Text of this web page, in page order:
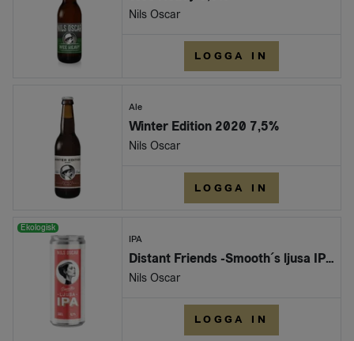
Nils Oscar
LOGGA IN
Ale
Winter Edition 2020 7,5%
Nils Oscar
LOGGA IN
Ekologisk
IPA
Distant Friends -Smooth´s ljusa IPA EKO 33cl
Nils Oscar
LOGGA IN